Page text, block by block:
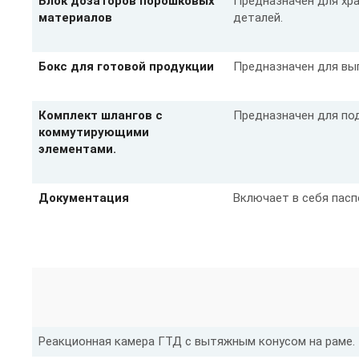
материалов
деталей.
Бокс для готовой продукции Предназначен для
Комплект шлангов с
коммутирующими
элементами.
Предназначен для
Документация Включает в себя
Реакционная камера ГТД с вытяжным конусом на